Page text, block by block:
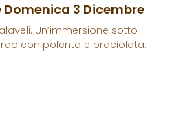
Domenica 3 Dicembre
Un’immersione sotto
con polenta e braciolata.